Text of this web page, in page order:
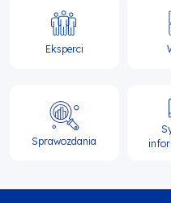
Eksperci
Sprawozdania